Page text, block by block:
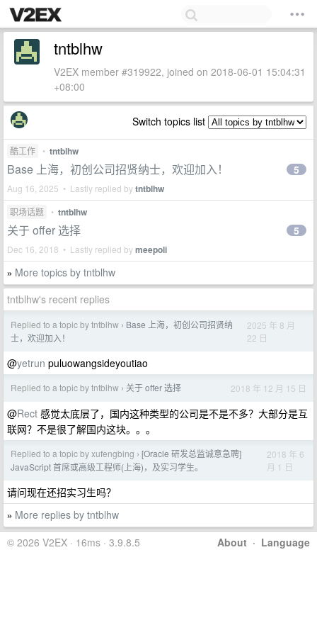
tntblhw
V2EX member #319922, joined on 2018-06-01 15:04:31
+08:00
Switch topics list
酷工作 • tntblhw
Base 上海，初创公司招贤纳士，欢迎加入！
Aug 16, 2025 • Lastly replied bytntblhw
5
职场话题 • tntblhw
关于 offer 选择
Dec 16, 2018 • Lastly replied bymeepoli
5
» More topics by tntblhw
tntblhw's recent replies
Replied to a topic by tntblhw › Base 上海，初创公司招贤纳
士，欢迎加入！
2025 年 8 月
22 日
@yetrun puluowangsideyoutiao
Replied to a topic by tntblhw › 关于 offer 选择 2018 年 12 月 15 日
@Rect 感觉太底层了，国内这种类型的公司是不是不多？大部分是互
联网？不是很了解国内这块。。。
Replied to a topic by xufengbing › [Oracle 研发总监诚意急聘]
JavaScript 首席或高级工程师(上海)，及实习学生。
2018 年 6
月 1 日
请问现在还招实习生吗？
» More replies by tntblhw
About · Language
© 2026 V2EX · 16ms · 3.9.8.5